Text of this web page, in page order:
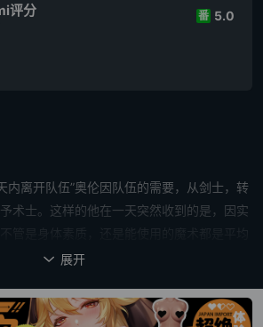
评分 番 5.0
内离开队伍”奥伦因队伍的需要，从剑士，转
术士。这样的他在一天突然收到的是，因实
东西——。而这样的奥伦的优点是，能够将就
动后，奥伦从赋予术士转职回了剑士。不
 展开